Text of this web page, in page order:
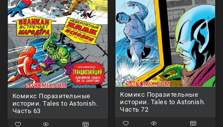
Комикс Поразительные
истории. Tales to Astonish.
Часть 63
Комикс Поразительные
истории. Tales to Astonish.
Часть 72